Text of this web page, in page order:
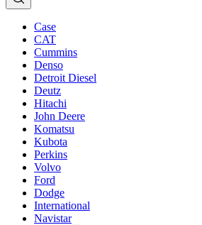
Case
CAT
Cummins
Denso
Detroit Diesel
Deutz
Hitachi
John Deere
Komatsu
Kubota
Perkins
Volvo
Ford
Dodge
International
Navistar